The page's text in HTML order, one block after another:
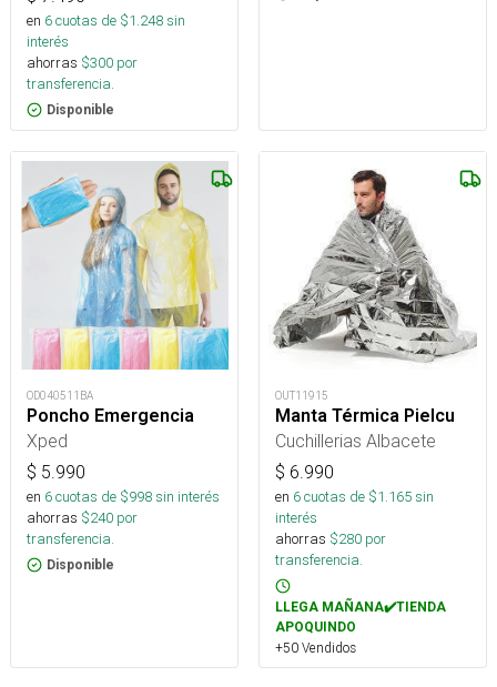
en 6cuotas de $1.248sin
interés
ahorras $300 por
transferencia.
Disponible
OD040511BA
Poncho Emergencia
Xped
$ 5.990
en 6cuotas de $998sin interés
ahorras $240 por
transferencia.
Disponible
OUT11915
Manta Térmica Pielcu
Cuchillerias Albacete
$ 6.990
en 6cuotas de $1.165sin
interés
ahorras $280 por
transferencia.
LLEGA MAÑANA✔️TIENDA
APOQUINDO
+50 Vendidos